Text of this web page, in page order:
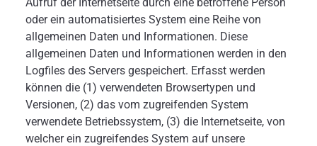
oder ein automatisiertes System eine Reihe von
allgemeinen Daten und Informationen. Diese
allgemeinen Daten und Informationen werden in den
Logfiles des Servers gespeichert. Erfasst werden
können die (1) verwendeten Browsertypen und
Versionen, (2) das vom zugreifenden System
verwendete Betriebssystem, (3) die Internetseite, von
welcher ein zugreifendes System auf unsere